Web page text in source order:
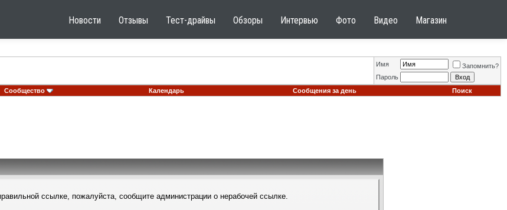
Новости Отзывы Тест-драйвы Обзоры Интервью Фото Видео Магазин
Имя
Запомнить?
Пароль
Сообщество Календарь Сообщения за день Поиск
ссылке, пожалуйста, сообщите администрации о нерабочей ссылке.